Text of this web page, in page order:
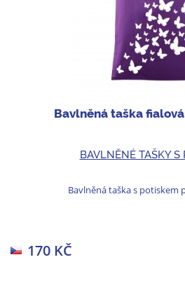
Bavlněná taška fialová
BAVLNĚNÉ TAŠKY S
Bavlněná taška s potiskem
170 KČ